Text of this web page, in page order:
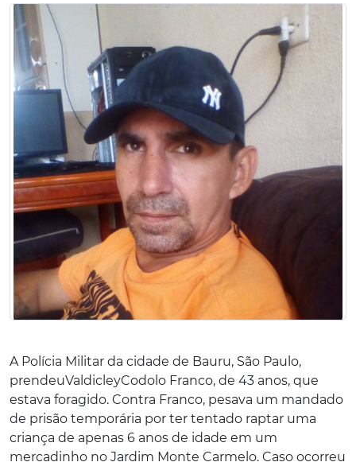
A Polícia Militar da cidade de Bauru, São Paulo,
prendeuValdicleyCodolo Franco, de 43 anos, que
estava foragido. Contra Franco, pesava um mandado
de prisão temporária por ter tentado raptar uma
criança de apenas 6 anos de idade em um
mercadinho no Jardim Monte Carmelo. Caso ocorreu